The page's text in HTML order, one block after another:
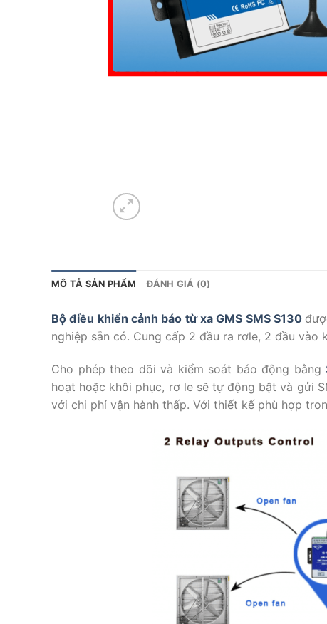
MÔ TẢ SẢN PHẨM ĐÁNH GIÁ (0)
Bộ điều khiển cảnh báo từ xa GMS SMS S130
nghiệp sẵn có. Cung cấp 2 đầu ra rơle, 2 đầu vào
Cho phép theo dõi và kiểm soát báo động bằng
hoạt hoặc khôi phục, rơ le sẽ tự động bật và gửi
với chi phí vận hành thấp. Với thiết kế phù hợp